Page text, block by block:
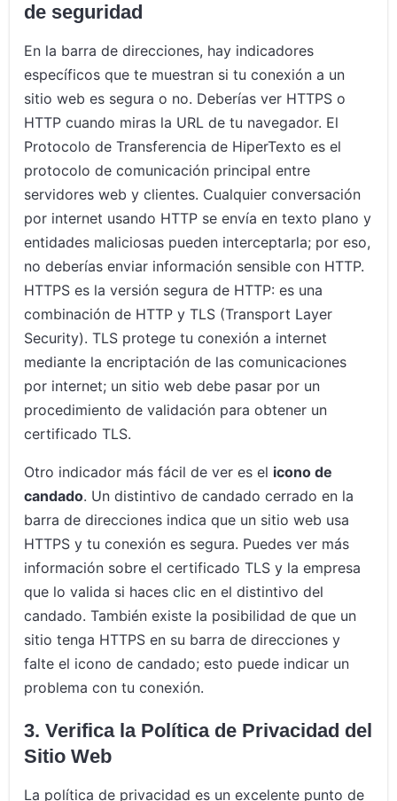
de seguridad
En la barra de direcciones, hay indicadores
específicos que te muestran si tu conexión a un
sitio web es segura o no. Deberías ver HTTPS o
HTTP cuando miras la URL de tu navegador. El
Protocolo de Transferencia de HiperTexto es el
protocolo de comunicación principal entre
servidores web y clientes. Cualquier conversación
por internet usando HTTP se envía en texto plano y
entidades maliciosas pueden interceptarla; por eso,
no deberías enviar información sensible con HTTP.
HTTPS es la versión segura de HTTP: es una
combinación de HTTP y TLS (Transport Layer
Security). TLS protege tu conexión a internet
mediante la encriptación de las comunicaciones
por internet; un sitio web debe pasar por un
procedimiento de validación para obtener un
certificado TLS.
Otro indicador más fácil de ver es el icono de
candado. Un distintivo de candado cerrado en la
barra de direcciones indica que un sitio web usa
HTTPS y tu conexión es segura. Puedes ver más
información sobre el certificado TLS y la empresa
que lo valida si haces clic en el distintivo del
candado. También existe la posibilidad de que un
sitio tenga HTTPS en su barra de direcciones y
falte el icono de candado; esto puede indicar un
problema con tu conexión.
3. Verifica la Política de Privacidad del
Sitio Web
La política de privacidad es un excelente punto de